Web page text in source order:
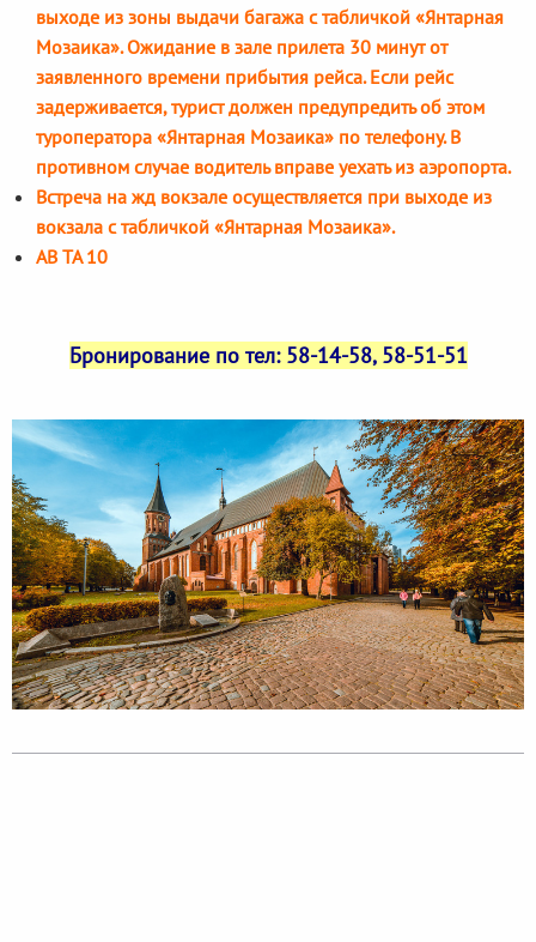
выходе из зоны выдачи багажа с табличкой «Янтарная
Мозаика». Ожидание в зале прилета 30 минут от
заявленного времени прибытия рейса. Если рейс
задерживается, турист должен предупредить об этом
туроператора «Янтарная Мозаика» по телефону. В
противном случае водитель вправе уехать из аэропорта.
Встреча на жд вокзале осуществляется при выходе из
вокзала с табличкой «Янтарная Мозаика».
АВ ТА 10
Бронирование по тел: 58-14-58, 58-51-51